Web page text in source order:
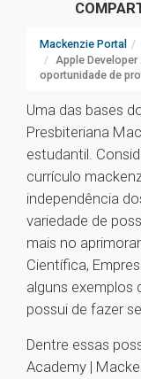
Mackenzie Portal
Apple
oportunidade de
Uma das bases
Presbiteriana
estudantil.
currículo
independência
variedade de
mais no
Científica,
alguns exemplos
possui de fazer
Dentre essas
Academy |